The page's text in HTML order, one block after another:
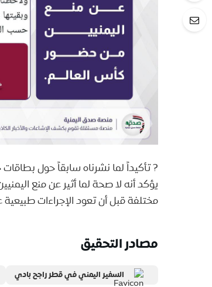
يؤكد أنه لا صحة لما أثير عن منع
مختلفة قبل أن تعود الإجراءات
مصادر التحقيق
السفير اليمني في قطر راجح بادي